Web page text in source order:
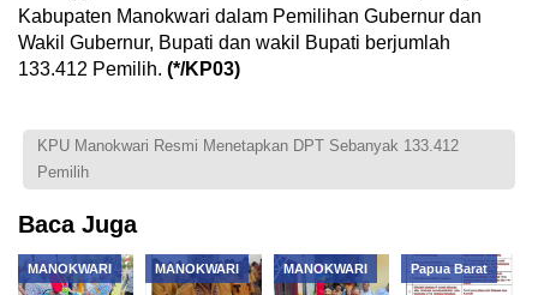
Kabupaten Manokwari dalam Pemilihan Gubernur dan
Wakil Gubernur, Bupati dan wakil Bupati berjumlah
133.412 Pemilih. (*/KP03)
KPU Manokwari Resmi Menetapkan DPT Sebanyak 133.412
Pemilih
Baca Juga
MANOKWARI MANOKWARI MANOKWARI Papua Barat